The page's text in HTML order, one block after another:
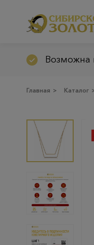
Возможна
Главная > Каталог